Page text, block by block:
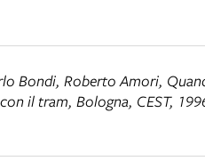
Bondi, Roberto Amori,
il tram, Bologna, CEST,